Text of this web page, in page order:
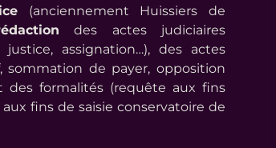
(anciennement Huissiers de
des actes judiciaires
assignation…), des actes
sommation de payer, opposition
des formalités (requête aux fins
fins de saisie conservatoire de